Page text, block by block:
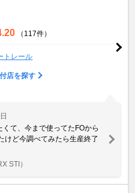
（117件）
トレール
店を探す
て、今まで使ってたFOから
けど今調べてみたら生産終了
STI）